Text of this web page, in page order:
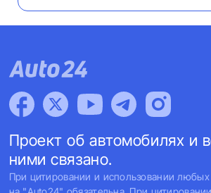
Проект об автомобилях и
ними связано.
При цитировании и использовании